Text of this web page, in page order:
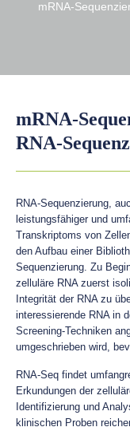
mRNA-
mRNA-
RNA-
RNA-Sequenzierung,
leistungsfähiger und
Transkriptoms von
den Aufbau einer
Sequenzierung. Zu
zelluläre RNA zuerst
Integrität der RNA zu
interessierende RNA in
Screening-Techniken
umgeschrieben wird,
RNA-Seq findet
Erkundungen der
Identifizierung und
klinischen Proben